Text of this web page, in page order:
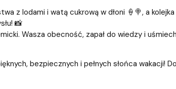
z lodami i watą cukrową w dłoni 🍦🍭, a
📸
Wasza obecność, zapał do wiedzy i
bezpiecznych i pełnych słońca wakacji!